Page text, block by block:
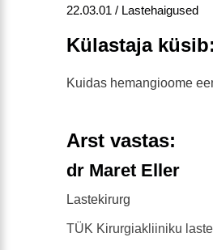
22.03.01 / Lastehaigused
Külastaja küsib:
Kuidas hemangioome
Arst vastas:
dr Maret Eller
Lastekirurg
TÜK Kirurgiakliiniku